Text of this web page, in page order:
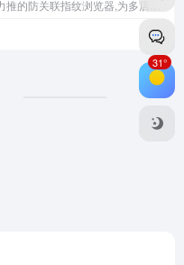
云登浏览器是众多电商社媒等平台力推的防关联指纹浏览器,为多店铺运营,账号矩阵营销等提供浏览器多开,多窗口同步,RPA机器人操作功能,让批量运营得到多账号防关联等安全保障。
31°